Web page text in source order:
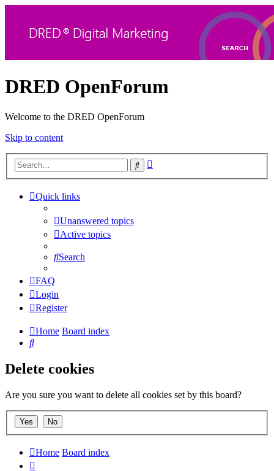
DRED OpenForum
Welcome to the DRED OpenForum
Skip to content
Search
Quick links
Unanswered topics
Active topics
Search
FAQ
Login
Register
Home Board index
Search
Delete cookies
Are you sure you want to delete all cookies set by this board?
Home Board index